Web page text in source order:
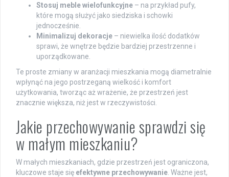
Stosuj meble wielofunkcyjne – na przykład pufy,
które mogą służyć jako siedziska i schowki
jednocześnie.
Minimalizuj dekoracje – niewielka ilość dodatków
sprawi, że wnętrze będzie bardziej przestrzenne i
uporządkowane.
Te proste zmiany w aranżacji mieszkania mogą diametralnie
wpłynąć na jego postrzeganą wielkość i komfort
użytkowania, tworząc aż wrażenie, że przestrzeń jest
znacznie większa, niż jest w rzeczywistości.
Jakie przechowywanie sprawdzi się
w małym mieszkaniu?
W małych mieszkaniach, gdzie przestrzeń jest ograniczona,
kluczowe staje się efektywne przechowywanie . Ważne jest,